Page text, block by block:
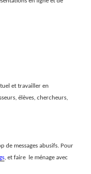
et travailler en
élèves, chercheurs,
de messages abusifs. Pour
, et faire
le ménage avec